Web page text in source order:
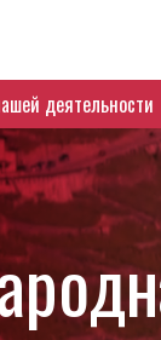
деятельности